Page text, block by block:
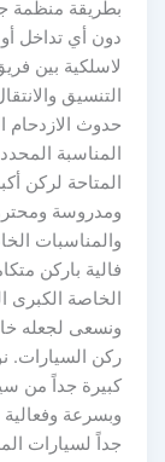
بطريقة منظمة
دون أي تداخل أو
لاسلكية بين
التنسيق
حدوث الازدحام
المناسبة
المتاحة لركن
ومدروسة
والمناسبات
فالية باركن
الخاصة الكبرى
ونسعى لجعله
ركن السيارات.
كبيرة جداً من
وبسرعة
جداً لسيارات